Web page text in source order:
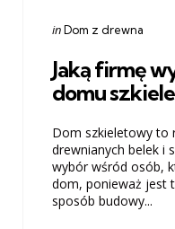
Categories
Posted
inDom z drewna
Jaką firmę
domu
Dom szkieletowy to
drewnianych belek i
wybór wśród osób,
dom, ponieważ jest
sposób budowy...